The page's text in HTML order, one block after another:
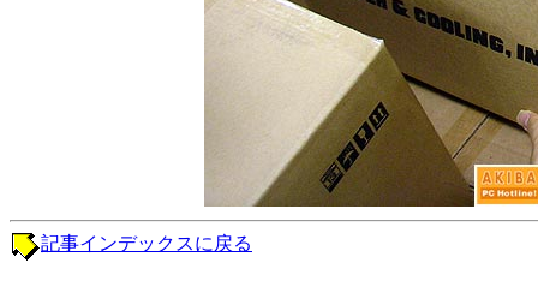
記事インデックスに戻る